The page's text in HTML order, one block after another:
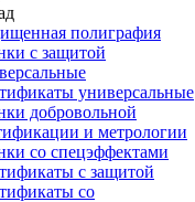
полиграфия
с защитой
универсальные
добровольной
и метрологии
со спецэффектами
с защитой
со